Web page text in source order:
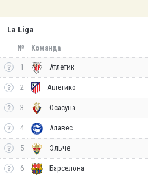
La Liga
№ Команда
1 Атлетик
2 Атлетико
3 Осасуна
4 Алавес
5 Эльче
6 Барселона